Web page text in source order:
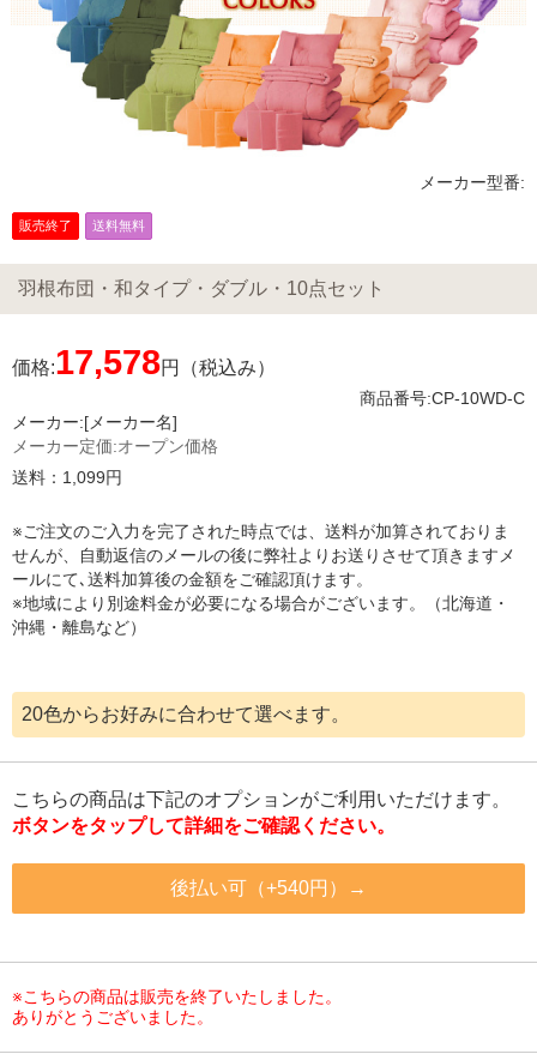
メーカー型番:
販売終了 送料無料
羽根布団・和タイプ・ダブル・10点セット
価格:17,578円（税込み）
商品番号:CP-10WD-C
メーカー:[メーカー名]
メーカー定価:オープン価格
送料：1,099円
※ご注文のご入力を完了された時点では、送料が加算されておりま
せんが、自動返信のメールの後に弊社よりお送りさせて頂きますメ
ールにて､送料加算後の金額をご確認頂けます。
※地域により別途料金が必要になる場合がございます。（北海道・
沖縄・離島など）
20色からお好みに合わせて選べます。
こちらの商品は下記のオプションがご利用いただけます。
ボタンをタップして詳細をご確認ください。
後払い可（+540円）→
※こちらの商品は販売を終了いたしました。
ありがとうございました。